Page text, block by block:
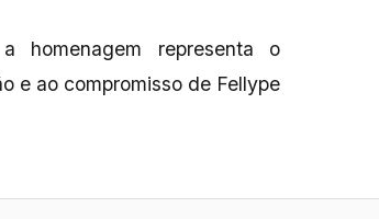
homenagem representa o
e ao compromisso de Fellype